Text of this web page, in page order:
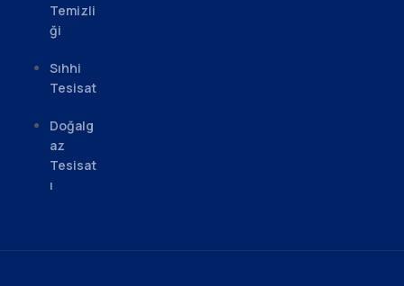
Temizli
ği
Sıhhi
Tesisat
Doğalg
az
Tesisat
ı